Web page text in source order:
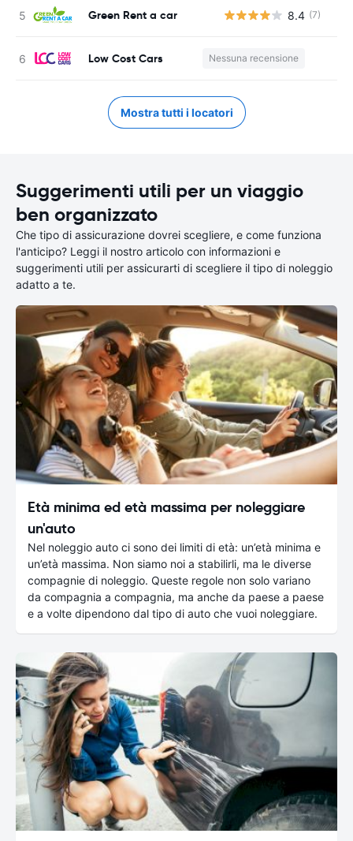
Green Rent a car 8.4 (7)
Low Cost Cars Nessuna recensione
Mostra tutti i locatori
Suggerimenti utili per un viaggio
ben organizzato
Che tipo di assicurazione dovrei scegliere, e come funziona
l'anticipo? Leggi il nostro articolo con informazioni e
suggerimenti utili per assicurarti di scegliere il tipo di noleggio
adatto a te.
Età minima ed età massima per noleggiare
un'auto
Nel noleggio auto ci sono dei limiti di età: un’età minima e
un’età massima. Non siamo noi a stabilirli, ma le diverse
compagnie di noleggio. Queste regole non solo variano
da compagnia a compagnia, ma anche da paese a paese
e a volte dipendono dal tipo di auto che vuoi noleggiare.